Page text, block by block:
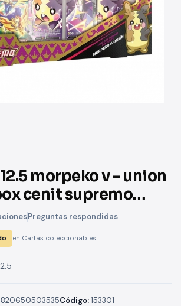
morpeko v - union
cenit supremo
Preguntas respondidas
en Cartas coleccionables
Código:153301